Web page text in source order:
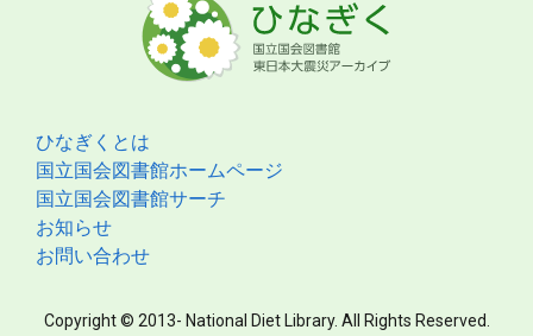
ひなぎくとは
国立国会図書館ホームページ
国立国会図書館サーチ
お知らせ
お問い合わせ
Copyright © 2013- National Diet Library. All Rights Reserved.